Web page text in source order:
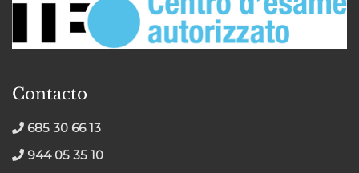
Contacto
685 30 66 13
944 05 35 10